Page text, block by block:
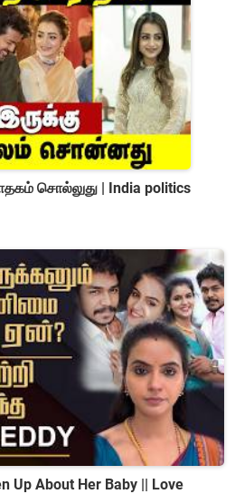
ஜாதகம் சொல்லுது | India politics
Baby || Love